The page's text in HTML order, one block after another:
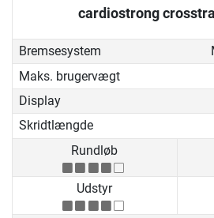
cardiostrong
Bremsesystem
Maks. brugervægt
Display
Skridtlængde
Rundløb
Udstyr